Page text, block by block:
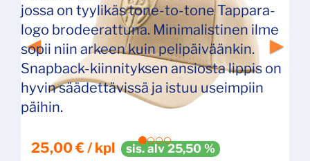
jossa on tyylikäs tone-to-tone Tappara-
logo brodeerattuna. Minimalistinen ilme
sopii niin arkeen kuin pelipäiväänkin.
Snapback-kiinnityksen ansiosta lippis on
hyvin säädettävissä ja istuu useimpiin
päihin.
25,00 € / kpl sis. alv 25,50 %